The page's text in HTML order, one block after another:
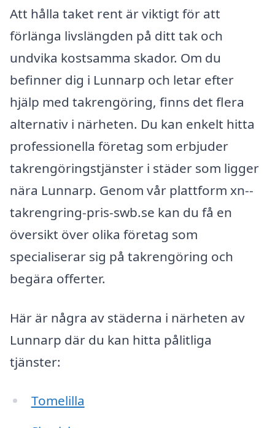
Att hålla taket rent är viktigt för att
förlänga livslängden på ditt tak och
undvika kostsamma skador. Om du
befinner dig i Lunnarp och letar efter
hjälp med takrengöring, finns det flera
alternativ i närheten. Du kan enkelt hitta
professionella företag som erbjuder
takrengöringstjänster i städer som ligger
nära Lunnarp. Genom vår plattform xn--
takrengring-pris-swb.se kan du få en
översikt över olika företag som
specialiserar sig på takrengöring och
begära offerter.
Här är några av städerna i närheten av
Lunnarp där du kan hitta pålitliga
tjänster:
Tomelilla